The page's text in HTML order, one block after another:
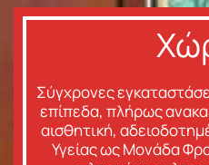
Σύγχρονες
επίπεδα, πλήρως
αισθητική,
Υγείας ως Μονάδα